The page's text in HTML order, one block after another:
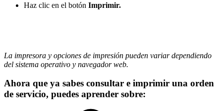
Haz clic en el botón Imprimir.
La impresora y opciones de impresión pueden variar dependiendo
del sistema operativo y navegador web.
Ahora que ya sabes consultar e imprimir una orden
de servicio, puedes aprender sobre: